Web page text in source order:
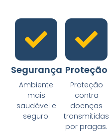
Segurança
Ambiente
mais
saudável e
seguro.
Proteção
Proteção
contra
doenças
transmitidas
por pragas.